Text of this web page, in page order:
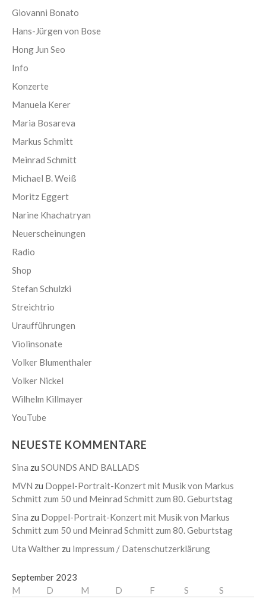
Giovanni Bonato
Hans-Jürgen von Bose
Hong Jun Seo
Info
Konzerte
Manuela Kerer
Maria Bosareva
Markus Schmitt
Meinrad Schmitt
Michael B. Weiß
Moritz Eggert
Narine Khachatryan
Neuerscheinungen
Radio
Shop
Stefan Schulzki
Streichtrio
Uraufführungen
Violinsonate
Volker Blumenthaler
Volker Nickel
Wilhelm Killmayer
YouTube
NEUESTE KOMMENTARE
Sina zu SOUNDS AND BALLADS
MVN zu Doppel-Portrait-Konzert mit Musik von Markus
Schmitt zum 50 und Meinrad Schmitt zum 80. Geburtstag
Sina zu Doppel-Portrait-Konzert mit Musik von Markus
Schmitt zum 50 und Meinrad Schmitt zum 80. Geburtstag
Uta Walther zu Impressum / Datenschutzerklärung
September 2023
M
D M D F S
S